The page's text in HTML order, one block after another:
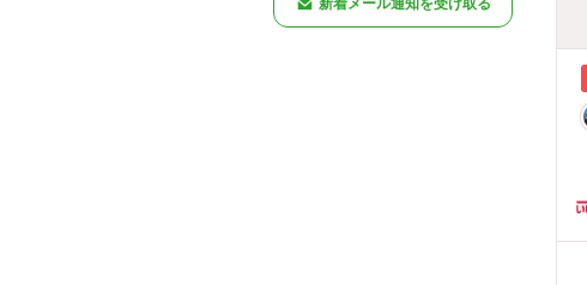
新着メール通知を受け取る